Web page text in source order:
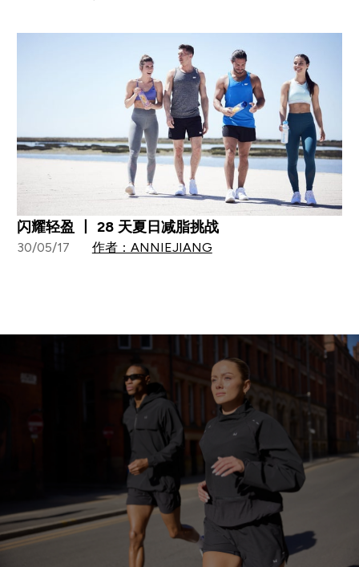
闪耀轻盈 丨 28 天夏日减脂挑战
30/05/17 作者：ANNIEJIANG